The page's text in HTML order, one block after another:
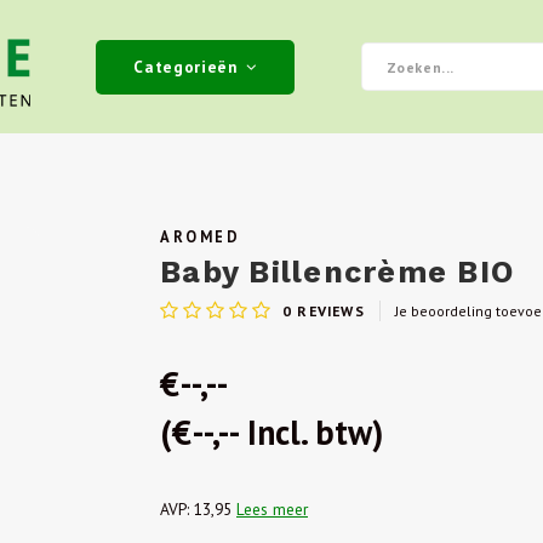
Categorieën
AROMED
Baby Billencrème BIO
0 REVIEWS Je beoordeling
€--,--
(€--,-- Incl. btw)
AVP: 13,95 Lees meer